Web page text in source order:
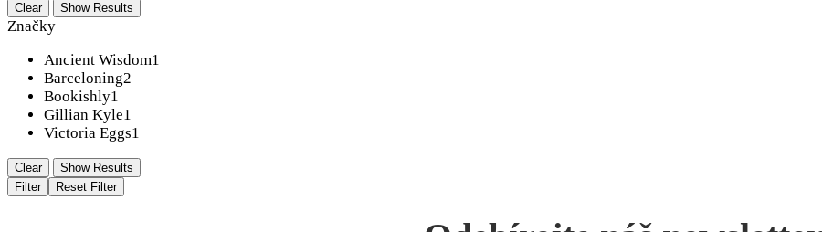
Clear Show Results
Značky
Ancient Wisdom1
Barceloning2
Bookishly1
Gillian Kyle1
Victoria Eggs1
Clear
Show Results
Filter
Reset Filter